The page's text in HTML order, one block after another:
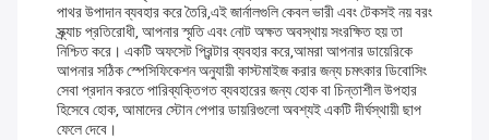
পাথর উপাদান ব্যবহার করে তৈরি,এই জার্নালগুলি কেবল ভারী এবং টেকসই নয় বরং
স্ক্র্যাচ প্রতিরোধী, আপনার স্মৃতি এবং নোট অক্ষত অবস্থায় সংরক্ষিত হয় তা
নিশ্চিত করে। একটি অফসেট প্রিন্টার ব্যবহার করে,আমরা আপনার ডায়েরিকে
আপনার সঠিক স্পেসিফিকেশন অনুযায়ী কাস্টমাইজ করার জন্য চমৎকার ডিবোসিং
সেবা প্রদান করতে পারিব্যক্তিগত ব্যবহারের জন্য হোক বা চিন্তাশীল উপহার
হিসেবে হোক, আমাদের স্টোন পেপার ডায়রিগুলো অবশ্যই একটি দীর্ঘস্থায়ী ছাপ
ফেলে দেবে।